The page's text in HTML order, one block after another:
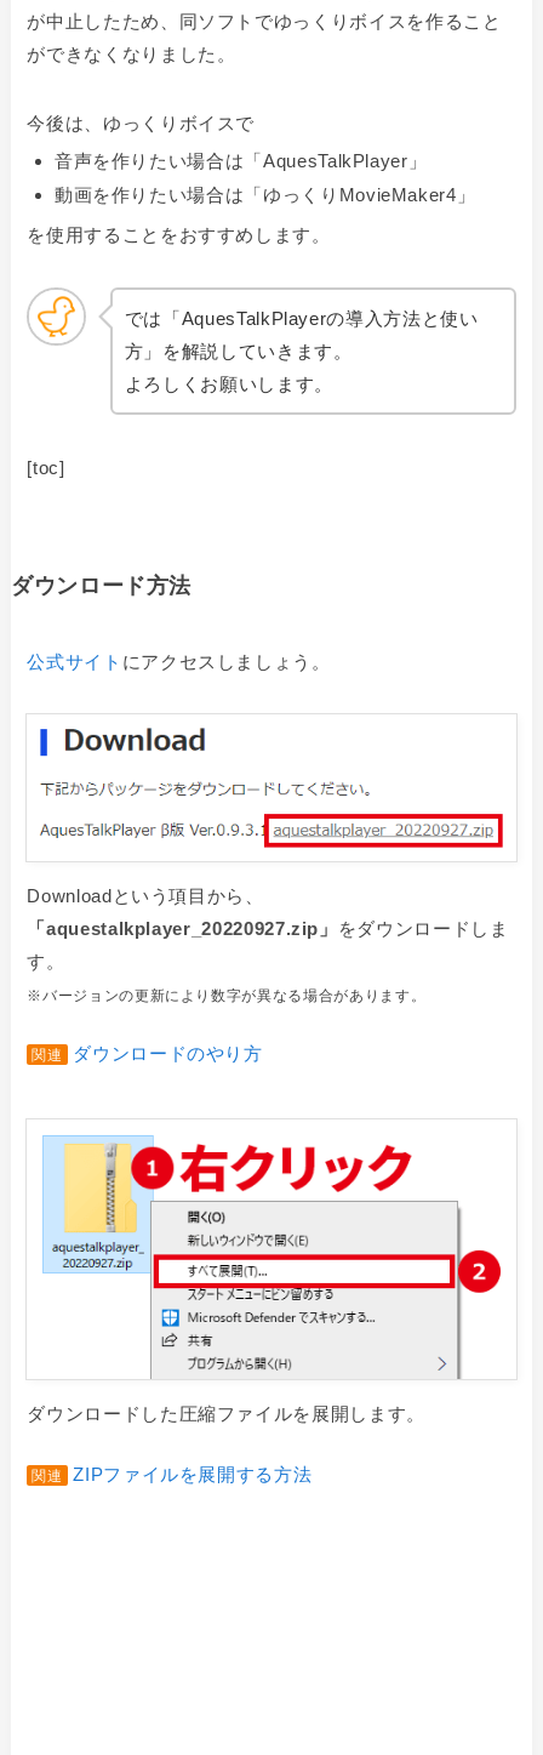
が中止したため、同ソフトでゆっくりボイスを作ること
ができなくなりました。
今後は、ゆっくりボイスで
音声を作りたい場合は「AquesTalkPlayer」
動画を作りたい場合は「ゆっくりMovieMaker4」
を使用することをおすすめします。
では「AquesTalkPlayerの導入方法と使い
方」を解説していきます。
よろしくお願いします。
[toc]
ダウンロード方法
公式サイト にアクセスしましょう。
Downloadという項目から、
「aquestalkplayer_20220927.zip」
をダウンロードしま
す。
※バージョンの更新により数字が異なる場合があります。
関連 ダウンロードのやり方
ダウンロードした圧縮ファイルを展開します。
関連 ZIPファイルを展開する方法